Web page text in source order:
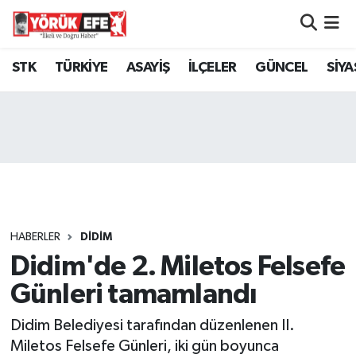
STK TÜRKİYE ASAYİŞ İLÇELER GÜNCEL
HABERLER DİDİM
Didim'de 2. Miletos Felsefe
Günleri tamamlandı
Didim Belediyesi tarafından düzenlenen II.
Miletos Felsefe Günleri, iki gün boyunca
Aydın Nöbetçi Eczaneler
Tüm Manşetler
Son Dakika Haberleri
Haber Arşivi